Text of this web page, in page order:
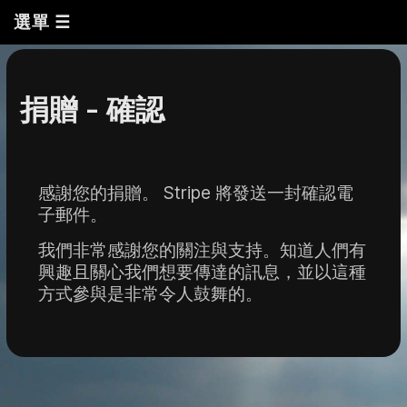
選單 ☰
捐贈 - 確認
感謝您的捐贈。
Stripe 將發送一封確認電
子郵件。
我們非常感謝您的關注與支持。 知道人們有
興趣且關心我們想要傳達的訊息，並以這種
方式參與是非常令人鼓舞的。